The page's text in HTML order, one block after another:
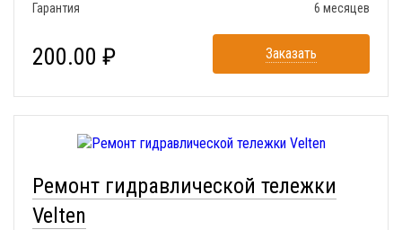
Гарантия
6 месяцев
200.00 ₽ Заказать
Ремонт гидравлической тележки
Velten